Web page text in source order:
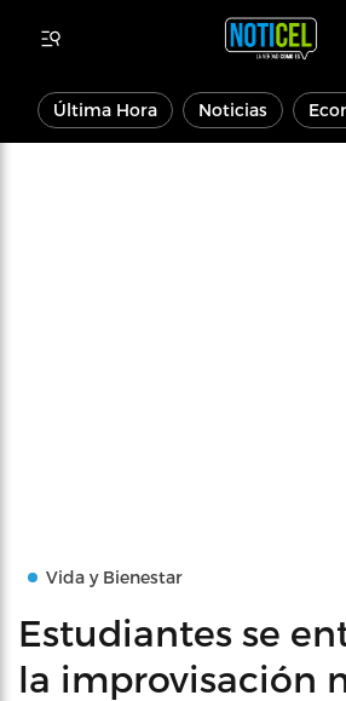
Última Hora Noticias
Vida y Bienestar
Estudiantes se
la improvisación